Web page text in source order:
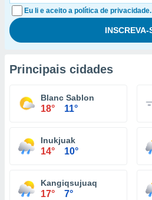
Eu li e aceito a política de privacidade.
Principais cidades
Blanc Sablon
18° 11°
Inukjuak
14° 10°
Kangiqsujuaq
17° 7°